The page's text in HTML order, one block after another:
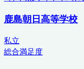
鹿島朝日高等学校
私立
総合満足度